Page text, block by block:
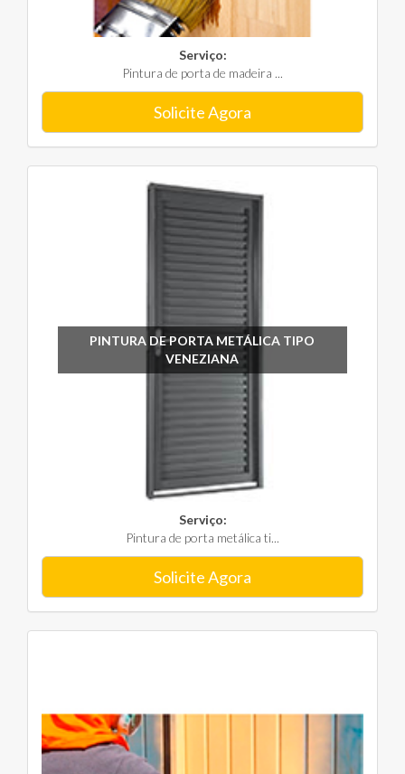
Serviço:
Pintura de porta de madeira ...
Solicite Agora
PINTURA DE PORTA METÁLICA TIPO
VENEZIANA
Serviço:
Pintura de porta metálica ti...
Solicite Agora